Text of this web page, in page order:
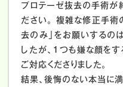
プロテーゼ抜去の手術が
ださい。
複雑な修正手術
去のみ」をお願いするの
したが、１つも嫌な顔を
ご対応くださりました。
結果、後悔のない本当に